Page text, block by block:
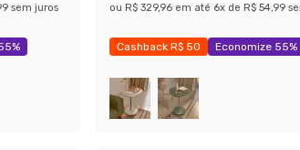
sem juros ou R$ 329,96 em até 6x de R$ 54,99
Cashback R$ 50 Economize 55%